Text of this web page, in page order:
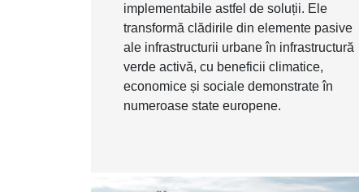
implementabile astfel de soluții. Ele
transformă clădirile din elemente pasive
ale infrastructurii urbane în infrastructură
verde activă, cu beneficii climatice,
economice și sociale demonstrate în
numeroase state europene.